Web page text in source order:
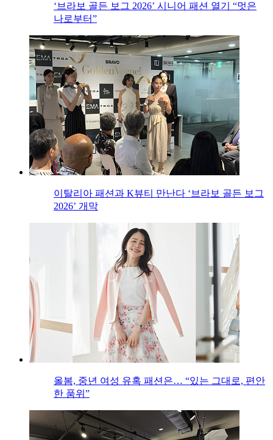
‘브라보 골든 보그 2026’ 시니어 패션 열기 “멋은
나로부터”
이탈리아 패션과 K뷰티 만난다 ‘브라보 골든 보그
2026’ 개막
올봄, 중년 여성 유혹 패션은… “있는 그대로, 편안
한 품위”